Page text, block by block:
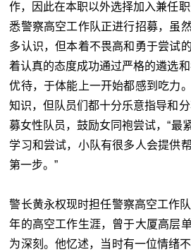
作，因此在本职以外选择加入兼任
悉警察高空工作队正进行招募，虽
多认识，但本着不畏高和勇于尝试
着认真的态度成功通过严格的遴选
优待，于体能上一开始都感到吃力
知识，但队员们都十分乐意指导和
募女性队员，鼓励女同袍尝试，“最
学习和尝试，小队有很多人会提供
第一步。”
警长黄永权现时担任警察高空工作
年的高空工作生涯，曾于大厦高层
为深刻。他忆述，当时有一位情绪